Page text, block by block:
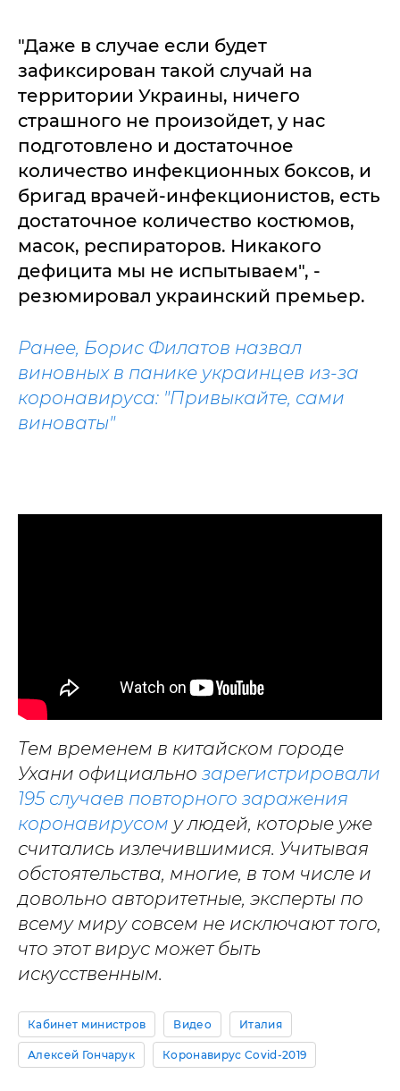
"Даже в случае если будет
зафиксирован такой случай на
территории Украины, ничего
страшного не произойдет, у нас
подготовлено и достаточное
количество инфекционных боксов, и
бригад врачей-инфекционистов, есть
достаточное количество костюмов,
масок, респираторов. Никакого
дефицита мы не испытываем", -
резюмировал украинский премьер.
Ранее, Борис Филатов назвал
виновных в панике украинцев из-за
коронавируса: "Привыкайте, сами
виноваты"
Тем временем в китайском городе
Ухани официально зарегистрировали
195 случаев повторного заражения
коронавирусом у людей, которые уже
считались излечившимися. Учитывая
обстоятельства, многие, в том числе и
довольно авторитетные, эксперты по
всему миру совсем не исключают того,
что этот вирус может быть
искусственным.
Кабинет министров Видео Италия
Алексей Гончарук Коронавирус Covid-2019